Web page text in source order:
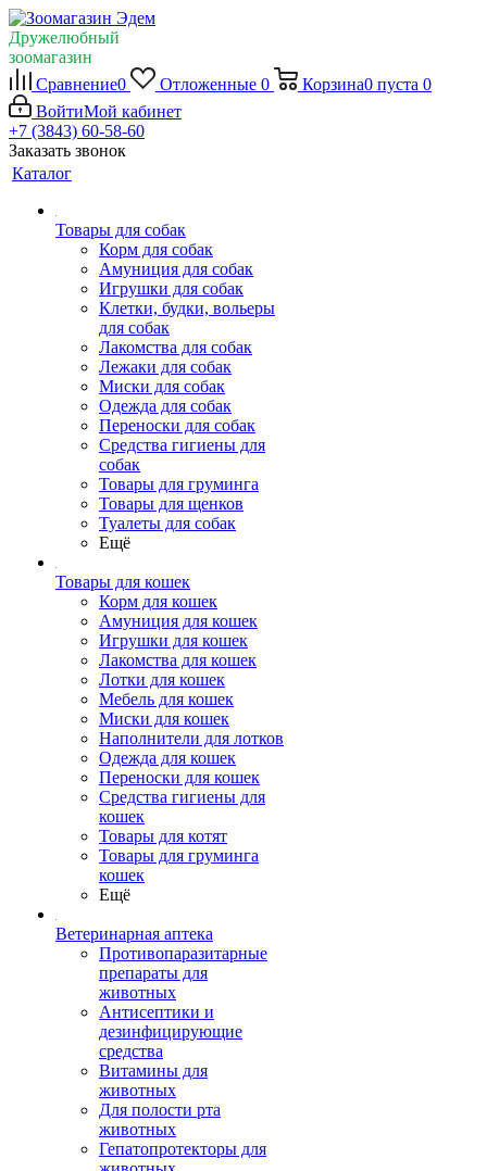
Дружелюбный
зоомагазин
Сравнение0 Отложенные 0 Корзина0 пуста 0
ВойтиМой кабинет
+7 (3843) 60-58-60
Заказать звонок
Каталог
Товары для собак
Корм для собак
Амуниция для собак
Игрушки для собак
Клетки, будки, вольеры
для собак
Лакомства для собак
Лежаки для собак
Миски для собак
Одежда для собак
Переноски для собак
Средства гигиены для
собак
Товары для груминга
Товары для щенков
Туалеты для собак
Ещё
Товары для кошек
Корм для кошек
Амуниция для кошек
Игрушки для кошек
Лакомства для кошек
Лотки для кошек
Мебель для кошек
Миски для кошек
Наполнители для лотков
Одежда для кошек
Переноски для кошек
Средства гигиены для
кошек
Товары для котят
Товары для груминга
кошек
Ещё
Ветеринарная аптека
Противопаразитарные
препараты для
животных
Антисептики и
дезинфицирующие
средства
Витамины для
животных
Для полости рта
животных
Гепатопротекторы для